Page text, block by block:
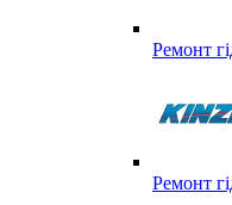
Ремонт
Ремонт